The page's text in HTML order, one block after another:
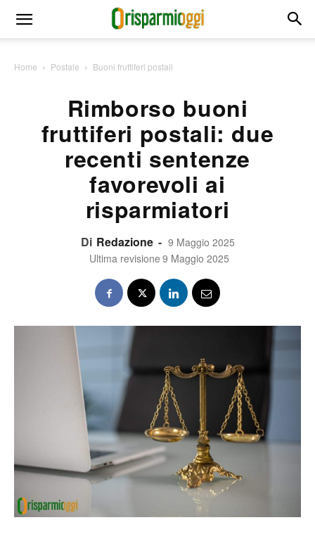
Home Postale Buoni fruttiferi postali
Rimborso buoni
fruttiferi postali: due
recenti sentenze
favorevoli ai
risparmiatori
Di Redazione - 9 Maggio 2025
Ultima revisione 9 Maggio 2025